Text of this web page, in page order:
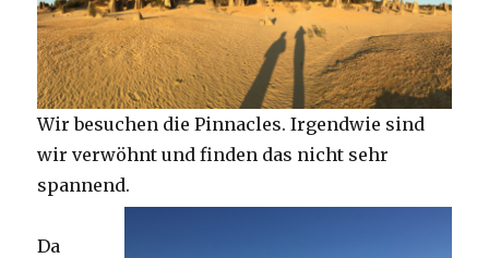
Wir besuchen die Pinnacles. Irgendwie sind
wir verwöhnt und finden das nicht sehr
spannend.
Da